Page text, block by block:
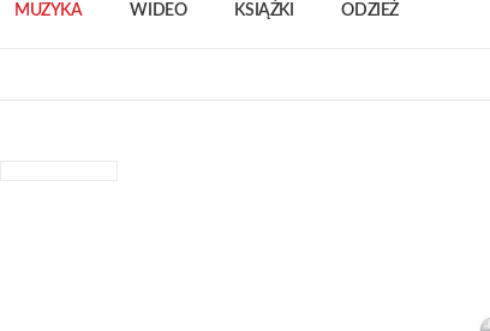
MUZYKA WIDEO KSIĄŻKI ODZIEŻ